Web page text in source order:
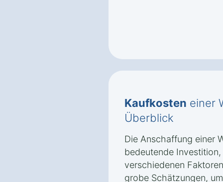
Kaufkosten einer
Überblick
Die Anschaffung einer
bedeutende
verschiedenen
grobe Schätzungen,